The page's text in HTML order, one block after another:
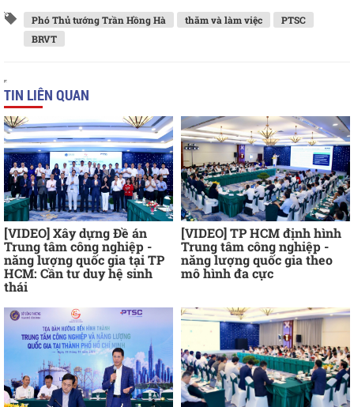
Phó Thủ tướng Trần Hồng Hà thăm và làm việc
PTSC
BRVT
TIN LIÊN QUAN
[VIDEO] Xây dựng Đề án
Trung tâm công nghiệp -
năng lượng quốc gia tại TP
HCM: Cần tư duy hệ sinh
thái
[VIDEO] TP HCM định hình
Trung tâm công nghiệp -
năng lượng quốc gia theo
mô hình đa cực